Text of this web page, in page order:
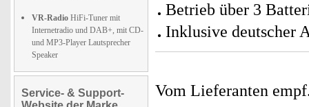
VR-Radio HiFi-Tuner mit
Internetradio und DAB+, mit CD-
und MP3-Player Lautsprecher
Speaker
Service- & Support-
Betrieb über 3
Inklusive deutscher
Vom Lieferanten